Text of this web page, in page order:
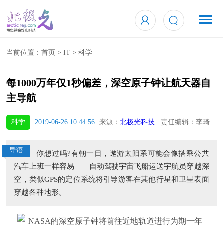
当前位置：首页 >IT >科学
每1000万年仅1秒偏差，深空原子钟让航天器自
主导航
科学 2019-06-26 10:44:56 来源：北极光科技 责任编辑：李琦
导语
你想过吗?有朝一日，遨游太阳系可能会像搭乘公共
汽车上班一样容易——自动驾驶宇宙飞船运送宇航员穿越深
空，类似GPS的定位系统将引导游客在其他行星和卫星表面
穿越各种地形。